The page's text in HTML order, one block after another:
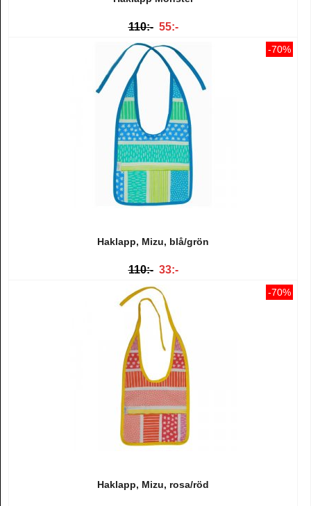
110:- 55:-
-70%
Haklapp, Mizu, blå/grön
110:- 33:-
-70%
Haklapp, Mizu, rosa/röd